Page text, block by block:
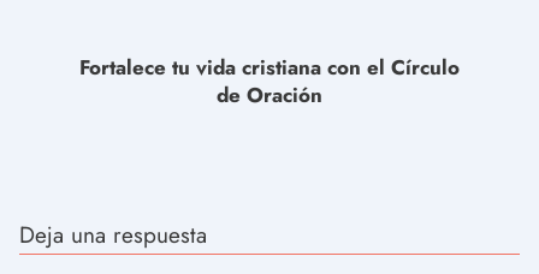
Fortalece tu vida cristiana con el Círculo
de Oración
Deja una respuesta